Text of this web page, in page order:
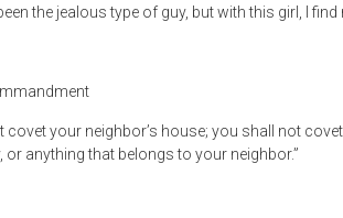
been the jealous type of guy, but with this girl, I
covet your neighbor’s house; you shall not
or anything that belongs to your neighbor.”